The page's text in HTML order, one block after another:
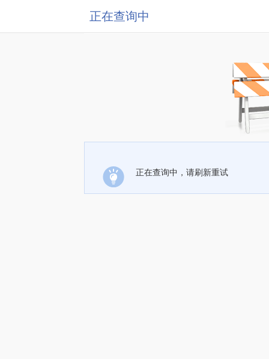
正在查询中
正在查询中，请刷新重试